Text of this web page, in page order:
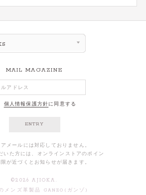
MAIL MAGAZINE
個人情報保護方針に同意する
ENTRY
メールには対応しておりません。
いた方には、オンラインストアのポイン
限が近づくとお知らせが届きます。
©2026 AJIOKA.
メンズ革製品 GANZO(ガンゾ)